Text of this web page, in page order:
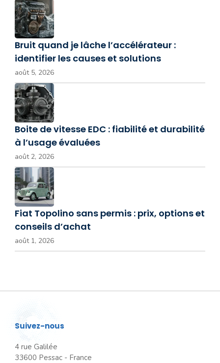
Bruit quand je lâche l’accélérateur :
identifier les causes et solutions
août 5, 2026
Boite de vitesse EDC : fiabilité et durabilité
à l’usage évaluées
août 2, 2026
Fiat Topolino sans permis : prix, options et
conseils d’achat
août 1, 2026
Suivez-nous
4 rue Galilée
33600 Pessac - France